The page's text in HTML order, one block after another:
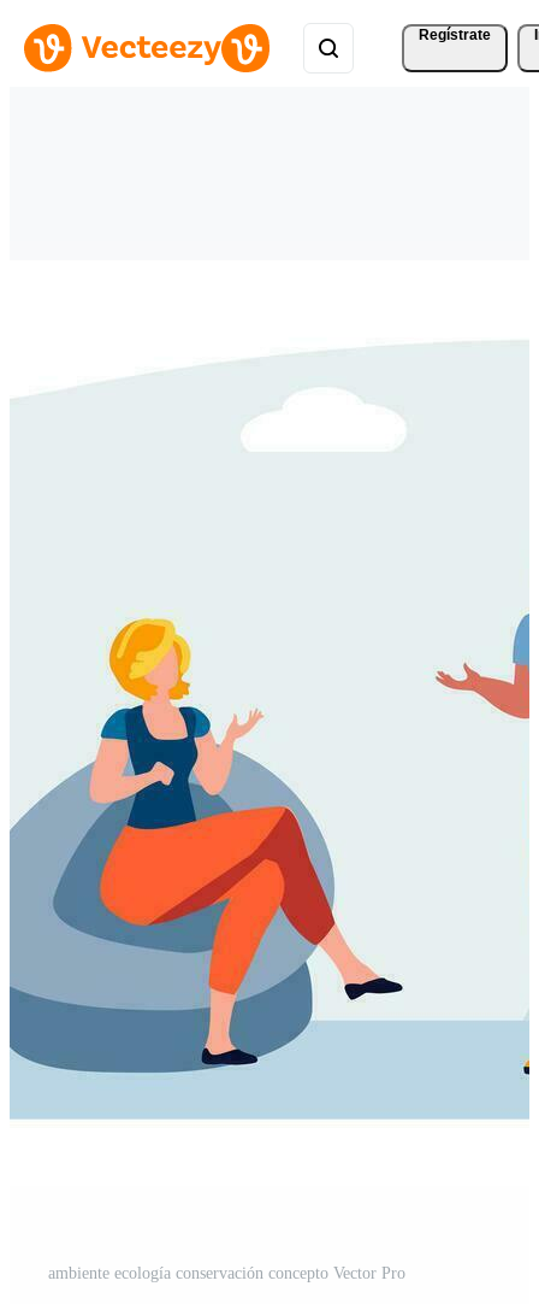
Regístrate
ambiente ecología conservación concepto Vector Pro